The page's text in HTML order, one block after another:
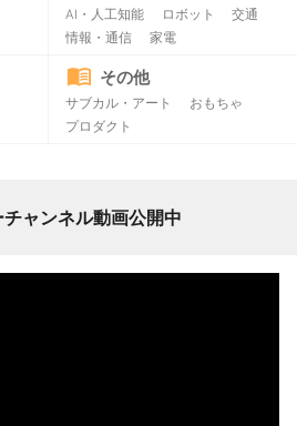
AI・人工知能 ロボット
交通
情報・通信
家電
その他
サブカル・アート
おもちゃ
プロダクト
ャンネル動画公開中